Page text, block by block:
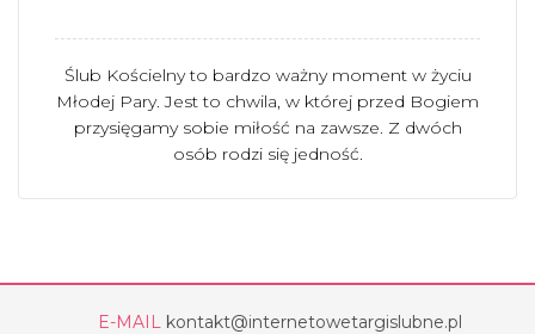
Ślub Kościelny to bardzo ważny moment w życiu
Młodej Pary. Jest to chwila, w której przed Bogiem
przysięgamy sobie miłość na zawsze. Z dwóch
osób rodzi się jedność.
E-MAIL kontakt@internetowetargislubne.pl